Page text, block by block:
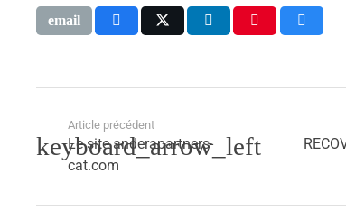
Article précédent
Le site anderapartners-
cat.com